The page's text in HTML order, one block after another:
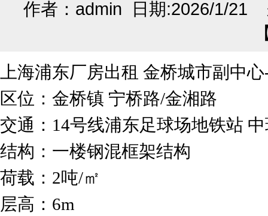
作者：admin 日期:2026/1/21
上海浦东厂房出租 金桥城市副中
区位：金桥镇 宁桥路/金湘路
交通：14号线浦东足球场地铁站
结构：一楼钢混框架结构
荷载：2吨/㎡
层高：6m